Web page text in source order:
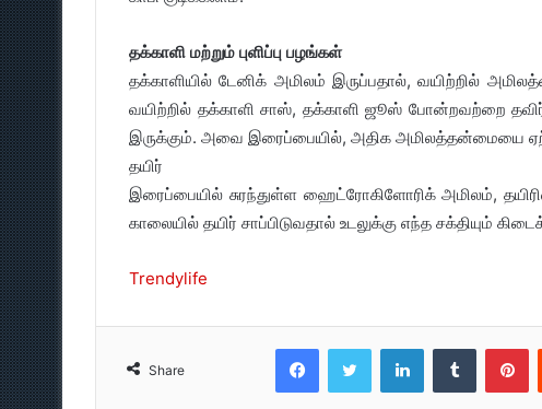
தக்காளி மற்றும் புளிப்பு பழங்கள்
தக்காளியில் டேனிக் அமிலம் இருப்பதால், வயிற்றில்
வயிற்றில் தக்காளி சாஸ், தக்காளி ஜூஸ் போன்றவற்றை
இருக்கும். அவை இரைப்பையில், அதிக அமிலத்தன்மையை
தயிர்
இரைப்பையில் சுரந்துள்ள ஹைட்ரோகிளோரிக் அமிலம்,
காலையில் தயிர் சாப்பிடுவதால் உடலுக்கு எந்த சக்தியும்
Trendylife
Share
FacebookTwitter LinkedInTumblr